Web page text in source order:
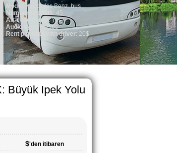
Büyük Ipek Yolu
$'den itibaren